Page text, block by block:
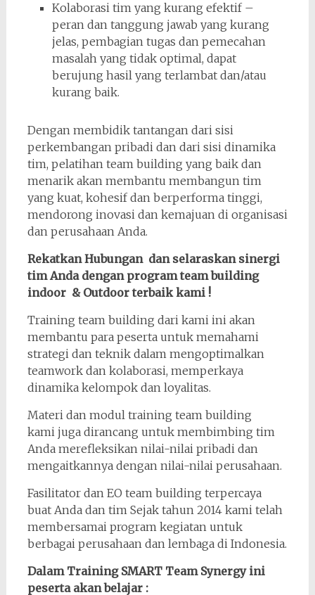
Kolaborasi tim yang kurang efektif –
peran dan tanggung jawab yang kurang
jelas, pembagian tugas dan pemecahan
masalah yang tidak optimal, dapat
berujung hasil yang terlambat dan/atau
kurang baik.
Dengan membidik tantangan dari sisi
perkembangan pribadi dan dari sisi dinamika
tim, pelatihan team building yang baik dan
menarik akan membantu membangun tim
yang kuat, kohesif dan berperforma tinggi,
mendorong inovasi dan kemajuan di organisasi
dan perusahaan Anda.
Rekatkan Hubungan dan selaraskan sinergi
tim Anda dengan program team building
indoor & Outdoor terbaik kami !
Training team building dari kami ini akan
membantu para peserta untuk memahami
strategi dan teknik dalam mengoptimalkan
teamwork dan kolaborasi, memperkaya
dinamika kelompok dan loyalitas.
Materi dan modul training team building
kami juga dirancang untuk membimbing tim
Anda merefleksikan nilai-nilai pribadi dan
mengaitkannya dengan nilai-nilai perusahaan.
Fasilitator dan EO team building terpercaya
buat Anda dan tim Sejak tahun 2014 kami telah
membersamai program kegiatan untuk
berbagai perusahaan dan lembaga di Indonesia.
Dalam Training SMART Team Synergy ini
peserta akan belajar :